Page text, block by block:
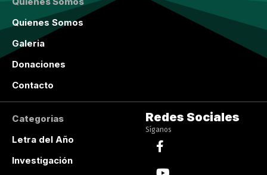
Quienes Somos
Galeria
Donaciones
Contacto
Categorias
Letra del Año
Investigación
Redes Sociales
Síganos